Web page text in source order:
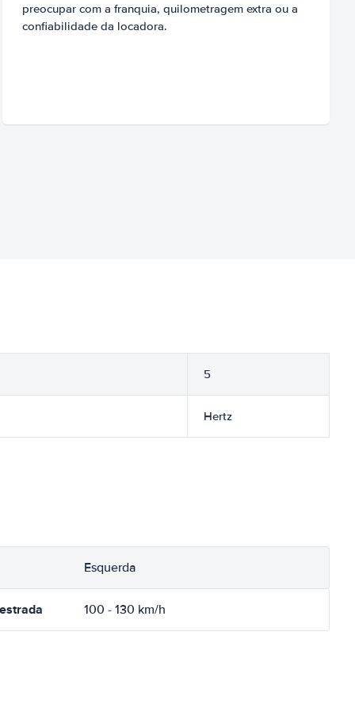
preocupar com a franquia, quilometragem extra ou a
confiabilidade da locadora.
5
Hertz
Esquerda
100 - 130 km/h